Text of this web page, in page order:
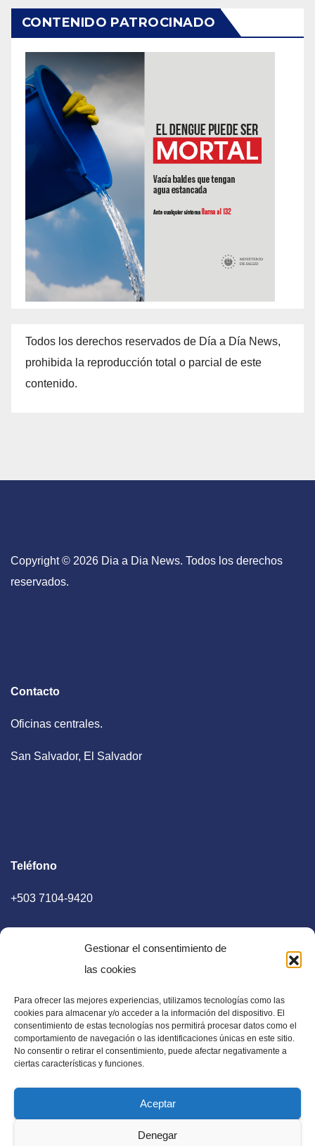
Gestionar el consentimiento de
las cookies
Para ofrecer las mejores experiencias, utilizamos tecnologías como las
cookies para almacenar y/o acceder a la información del dispositivo. El
consentimiento de estas tecnologías nos permitirá procesar datos como el
comportamiento de navegación o las identificaciones únicas en este sitio.
No consentir o retirar el consentimiento, puede afectar negativamente a
ciertas características y funciones.
Aceptar
Denegar
CONTENIDO PATROCINADO
Todos los derechos reservados de Día a Día News,
prohibida la reproducción total o parcial de este
contenido.
Copyright © 2026 Dia a Dia News. Todos los derechos
reservados.
Contacto
Oficinas centrales.
San Salvador, El Salvador
Teléfono
+503 7104-9420
E-mail
diaadia.redaccion@gmail.com